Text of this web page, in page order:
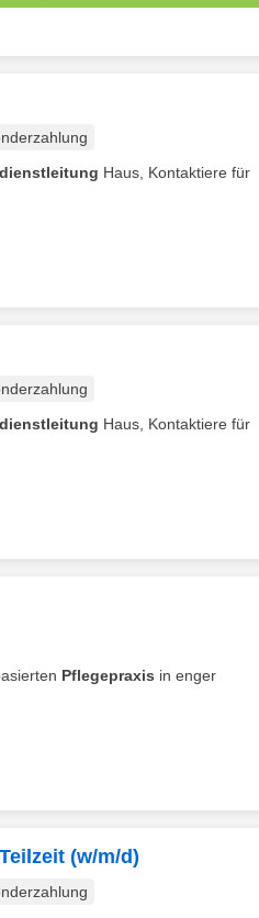
Haus, Kontaktiere für
Haus, Kontaktiere für
Pflegepraxis in enger
(w/m/d)